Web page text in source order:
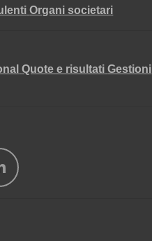
Organi societari
Quote e risultati Gestioni